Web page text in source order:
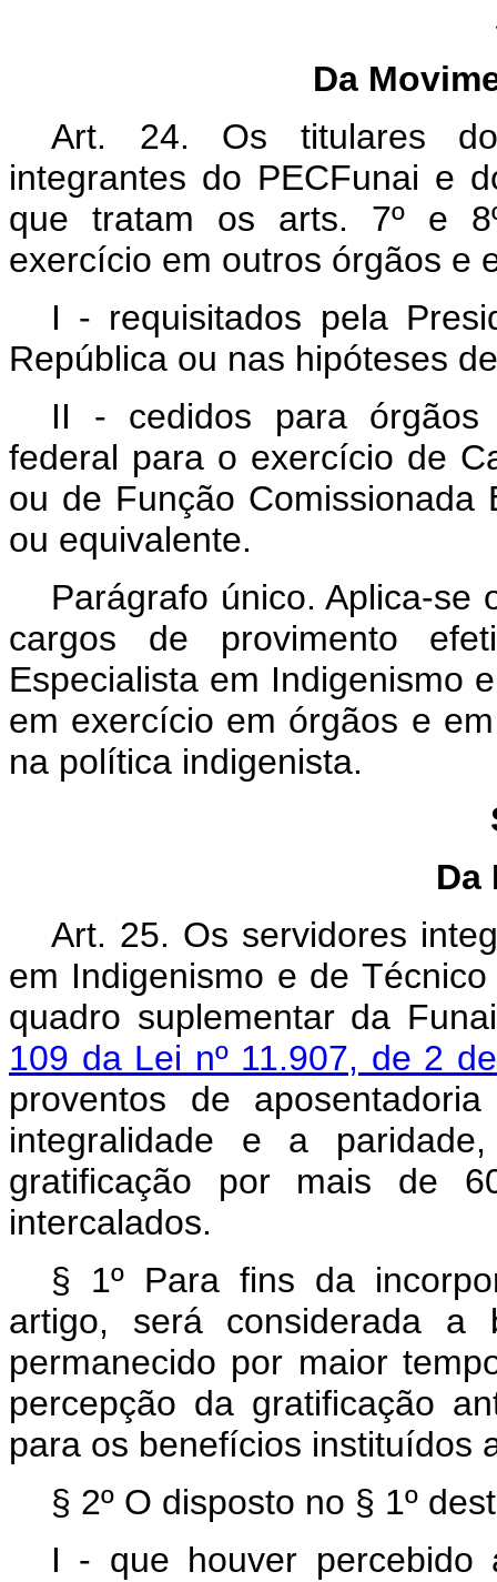
Da
Art. 24. Os titulares
integrantes do PECFunai e
que tratam os arts. 7º e
exercício em outros órgãos e
I - requisitados pela
República ou nas hipóteses
II - cedidos para órgãos
federal para o exercício de
ou de Função
ou equivalente.
Parágrafo único. Aplica-se
cargos de provimento
Especialista em Indigenismo
em exercício em órgãos e
na política indigenista.
Da
Art. 25. Os servidores
em Indigenismo e de
quadro suplementar da
109 da Lei nº 11.907, de 2
proventos de
integralidade e a
gratificação por mais de
intercalados.
§ 1º Para fins da
artigo, será considerada
permanecido por maior
percepção da gratificação
para os benefícios instituídos
§ 2º O disposto no § 1º
I - que houver